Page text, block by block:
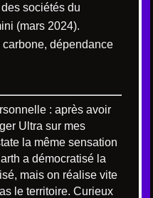
sociétés du
(mars 2024).
dépendance
: après avoir
Ultra sur mes
la même sensation
a démocratisé la
mais on réalise vite
le territoire. Curieux